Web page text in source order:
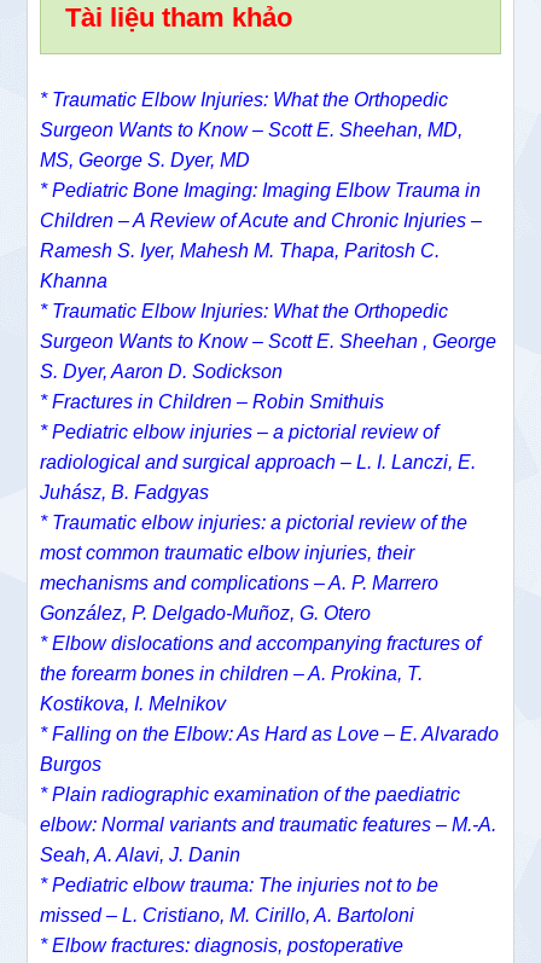
Tài liệu tham khảo
* Traumatic Elbow Injuries: What the Orthopedic
Surgeon Wants to Know –Scott E. Sheehan, MD,
MS,George S. Dyer, MD
*Pediatric Bone Imaging: Imaging Elbow Trauma in
Children – A Review of Acute and Chronic Injuries –
Ramesh S. Iyer,Mahesh M. Thapa,Paritosh C.
Khanna
* Traumatic Elbow Injuries: What the Orthopedic
Surgeon Wants to Know – Scott E. Sheehan , George
S. Dyer, Aaron D. Sodickson
* Fractures in Children – Robin Smithuis
* Pediatric elbow injuries – a pictorial review of
radiological and surgical approach – L. I. Lanczi, E.
Juhász, B. Fadgyas
* Traumatic elbow injuries: a pictorial review of the
most common traumatic elbow injuries, their
mechanisms and complications – A. P. Marrero
González, P. Delgado-Muñoz, G. Otero
* Elbow dislocations and accompanying fractures of
the forearm bones in children – A. Prokina, T.
Kostikova, I. Melnikov
* Falling on the Elbow: As Hard as Love – E. Alvarado
Burgos
* Plain radiographic examination of the paediatric
elbow: Normal variants and traumatic features – M.-A.
Seah, A. Alavi, J. Danin
* Pediatric elbow trauma: The injuries not to be
missed – L. Cristiano, M. Cirillo, A. Bartoloni
* Elbow fractures: diagnosis, postoperative